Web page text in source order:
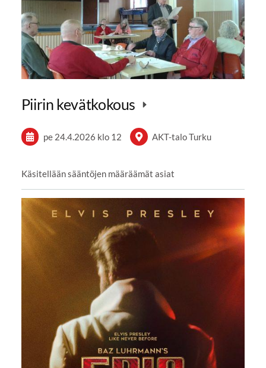
Piirin kevätkokous
pe 24.4.2026 klo 12 AKT-talo Turku
Käsitellään sääntöjen määräämät asiat